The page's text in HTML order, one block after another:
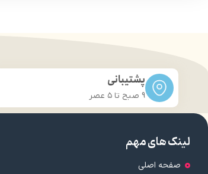
پشتیبانی
9 صبح تا ۵ عصر
لینک های مهم
صفحه اصلی